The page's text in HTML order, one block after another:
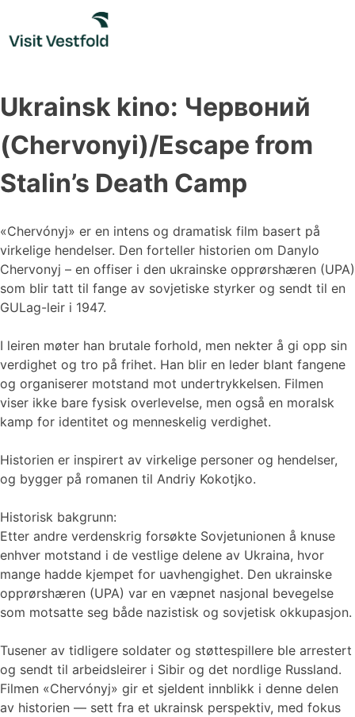
content
Ukrainsk kino: Червоний
(Chervonyi)/Escape from
Stalin’s Death Camp
«Chervónyj» er en intens og dramatisk film basert på
virkelige hendelser. Den forteller historien om Danylo
Chervonyj – en offiser i den ukrainske opprørshæren (UPA)
som blir tatt til fange av sovjetiske styrker og sendt til en
GULag-leir i 1947.
I leiren møter han brutale forhold, men nekter å gi opp sin
verdighet og tro på frihet. Han blir en leder blant fangene
og organiserer motstand mot undertrykkelsen. Filmen
viser ikke bare fysisk overlevelse, men også en moralsk
kamp for identitet og menneskelig verdighet.
Historien er inspirert av virkelige personer og hendelser,
og bygger på romanen til Andriy Kokotjko.
Historisk bakgrunn:
Etter andre verdenskrig forsøkte Sovjetunionen å knuse
enhver motstand i de vestlige delene av Ukraina, hvor
mange hadde kjempet for uavhengighet. Den ukrainske
opprørshæren (UPA) var en væpnet nasjonal bevegelse
som motsatte seg både nazistisk og sovjetisk okkupasjon.
Tusener av tidligere soldater og støttespillere ble arrestert
og sendt til arbeidsleirer i Sibir og det nordlige Russland.
Filmen «Chervónyj» gir et sjeldent innblikk i denne delen
av historien — sett fra et ukrainsk perspektiv, med fokus